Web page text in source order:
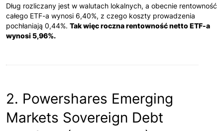
Dług rozliczany jest w walutach lokalnych, a obecnie rentowność
całego ETF-a wynosi 6,40%, z czego koszty prowadzenia
pochłaniają 0,44%. Tak więc roczna rentowność netto ETF-a
wynosi 5,96%.
2. Powershares Emerging
Markets Sovereign Debt